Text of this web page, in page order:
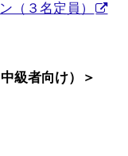
（３名定員）
級者向け）＞